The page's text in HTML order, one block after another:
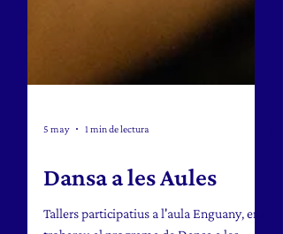
5 may 1 min de lectura
Dansa a les Aules